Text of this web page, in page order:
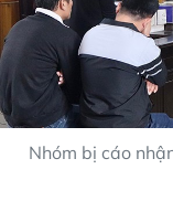
Nhóm bị cáo